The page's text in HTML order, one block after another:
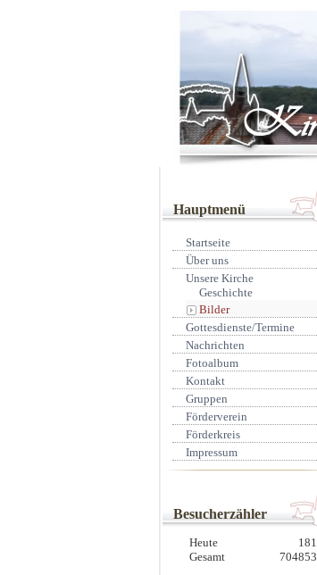
Hauptmenü
Startseite
Über uns
Unsere Kirche
Geschichte
Bilder
Gottesdienste/Termine
Nachrichten
Fotoalbum
Kontakt
Gruppen
Förderverein
Förderkreis
Impressum
Besucherzähler
Heute
181
Gesamt
704853